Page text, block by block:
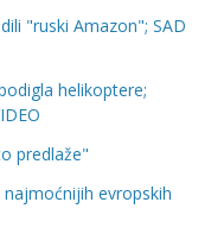
"ruski Amazon"; SAD
helikoptere;
predlaže"
evropskih